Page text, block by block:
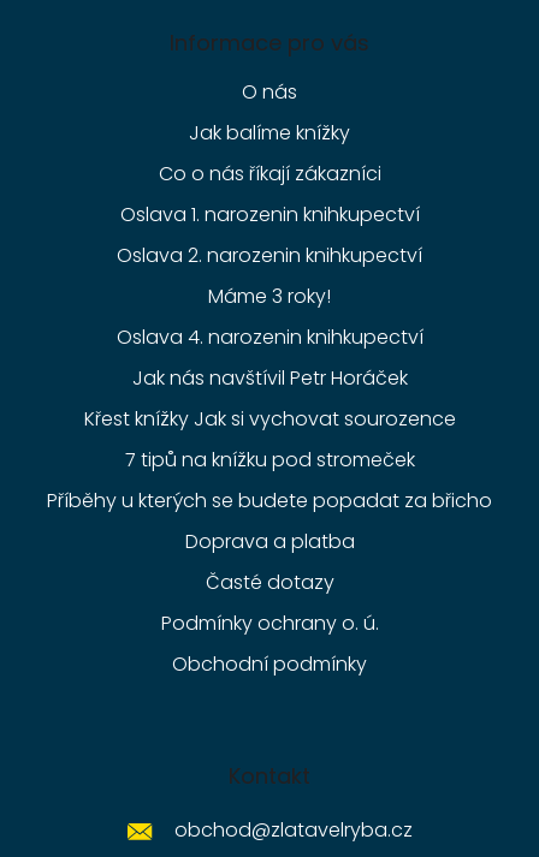
Informace pro vás
O nás
Jak balíme knížky
Co o nás říkají zákazníci
Oslava 1. narozenin knihkupectví
Oslava 2. narozenin knihkupectví
Máme 3 roky!
Oslava 4. narozenin knihkupectví
Jak nás navštívil Petr Horáček
Křest knížky Jak si vychovat sourozence
7 tipů na knížku pod stromeček
Příběhy u kterých se budete popadat za břicho
Doprava a platba
Časté dotazy
Podmínky ochrany o. ú.
Obchodní podmínky
Kontakt
obchod@zlatavelryba.cz